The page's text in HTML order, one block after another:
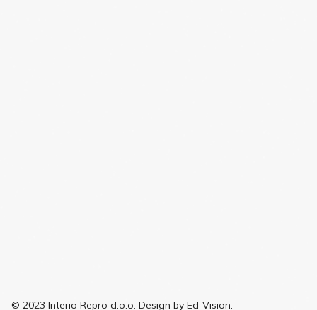
© 2023 Interio Repro d.o.o. Design by Ed-Vision.